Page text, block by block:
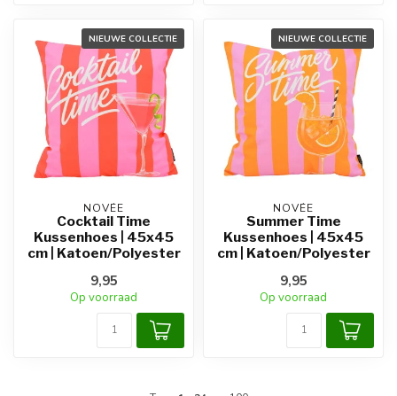
NIEUWE COLLECTIE
NOVÉE
Cocktail Time
Kussenhoes | 45x45
cm | Katoen/Polyester
9,95
Op voorraad
NIEUWE COLLECTIE
NOVÉE
Summer Time
Kussenhoes | 45x45
cm | Katoen/Polyester
9,95
Op voorraad